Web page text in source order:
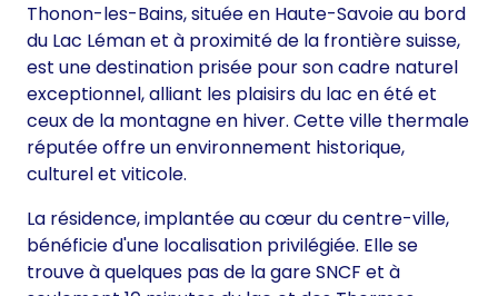
Thonon-les-Bains, située en Haute-Savoie au bord
du Lac Léman et à proximité de la frontière suisse,
est une destination prisée pour son cadre naturel
exceptionnel, alliant les plaisirs du lac en été et
ceux de la montagne en hiver. Cette ville thermale
réputée offre un environnement historique,
culturel et viticole.
La résidence, implantée au cœur du centre-ville,
bénéficie d'une localisation privilégiée. Elle se
trouve à quelques pas de la gare SNCF et à